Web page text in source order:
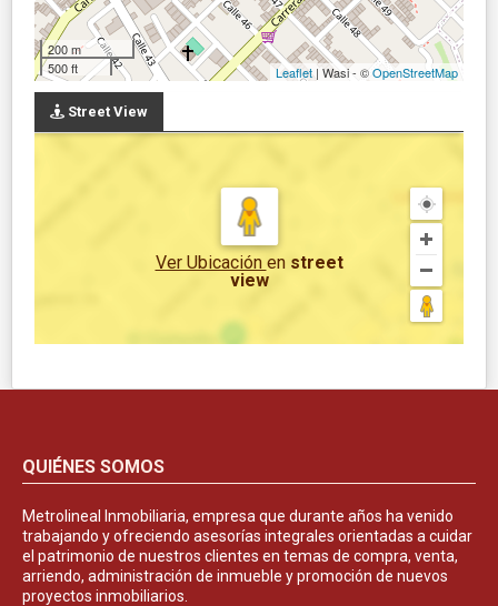
200 m
500 ft
Leaflet | Wasi - ©OpenStreetMap
Street View
Ver Ubicación en street
view
QUIÉNES SOMOS
Metrolineal Inmobiliaria, empresa que durante años ha venido
trabajando y ofreciendo asesorías integrales orientadas a cuidar
el patrimonio de nuestros clientes en temas de compra, venta,
arriendo, administración de inmueble y promoción de nuevos
proyectos inmobiliarios.